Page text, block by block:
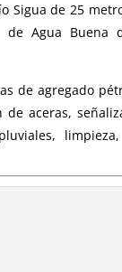
Sigua de 25
Agua Buena
de agregado
aceras,